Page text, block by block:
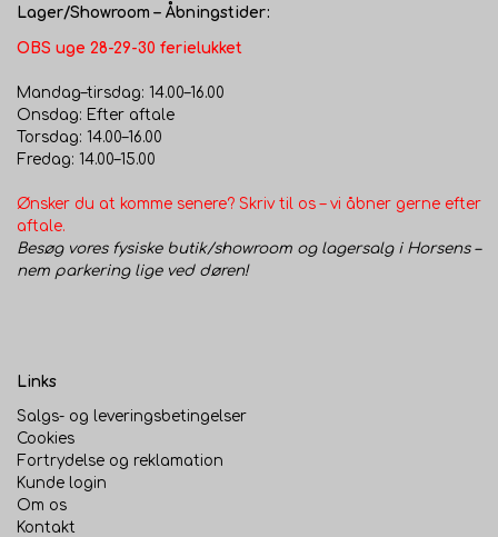
Lager/Showroom – Åbningstider:
OBS uge 28-29-30 ferielukket
Mandag–tirsdag: 14.00–16.00
Onsdag: Efter aftale
Torsdag: 14.00–16.00
Fredag: 14.00–15.00
Ønsker du at komme senere? Skriv til os – vi åbner gerne efter
aftale.
Besøg vores fysiske butik/showroom og lagersalg i Horsens –
nem parkering lige ved døren!
Links
Salgs- og leveringsbetingelser
Cookies
Fortrydelse og reklamation
Kunde login
Om os
Kontakt